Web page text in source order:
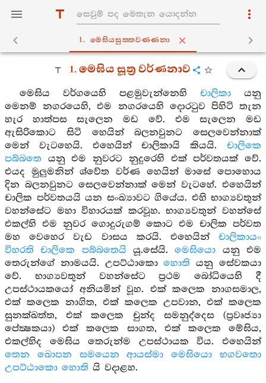
1. මෙඝියසුත‍්තවණ‍්ණනා
1. මෙඝිය සූත්‍ර වර්ණනාව
මෙඝිය වර්ගයෙහි පළමුවැන්නෙහි චාලිකායනු
මෙනම් නගරයෙහි, එම නගරයෙහි දොරටුව පිහිටි තැන
හැර හාත්පස සැලෙන මඩ වේ. එම සැලෙන මඩ
ඇසිරිකොට සිටි හෙයින් බලනවුනට සෙලවෙන්නාක්
මෙන් වැටහෙයි. එහෙයින් චාලිකායි කියයි. චාලිකෙ
පබ්බතෙ යනු එම නුවරට නුදුරෙහි එක් පර්වතයක් වේ.
එයද මුලුමනින් ශ්වේත වර්ණ හෙයින් මාසේ පොහොය
දින බලනවුනට සෙලවෙන්නාක් මෙන් වැටහේ. එහෙයින්
චාලික පර්වතයයි යන සංඛ්‍යාවට ගියේය. එහි භාග්‍යවතුන්
වහන්සේට මහා විහාරයක් කරවූහ. භාග්‍යවතුන් වහන්සේ
එකල්හි එම නුවර ගොදුරුගම් කොට එම චාලික පර්වත
මහ වෙහෙර වැඩ වාසය කරයි. එහෙයින් චාලිකායං
විහරති චාලිකෙ පබ්බතෙයි යූ.සේයි.මෙඝියො යනු එම
තෙරුන්ගේ නාමයයි. උපට්ඨාකොහොති යනු සේවකයා
වේ. භාග්‍යවතුන් වහන්සේට ප්‍රථම බෝධියෙහි දී
උපස්ථායකයෝ අනියමින් වූහ. එක් කලෙක නාගසමාල,
එක් කලෙක නාගිත, එක් කලෙක උපවාන, එක් කලෙක
සුනක්ඛත්ත, එක් කලෙක චුන්ද සමනුද්දෙස (ප්‍රවෘජ්‍යා
පේක්‍ෂකයා) එක් කලෙක සාගත, එක් කලෙක මේඝිය,
එකල්හිද මෙඝිය තෙරුන්ම උපස්ථායක විය. එහෙයින්
තෙන ඛොපන සමයෙන ආයස්මා මෙඝියො භගවතො
උපට්ඨාකො හොති යි වදාළහ.